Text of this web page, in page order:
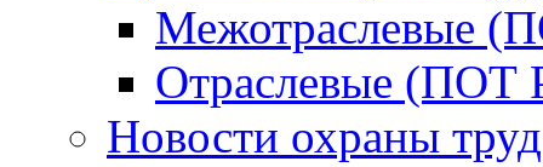
Межотраслевые
Отраслевые (ПОТ
Новости охраны